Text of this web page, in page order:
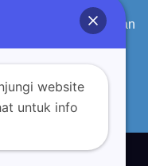
Kayu Berkualitas dan
website
untuk info